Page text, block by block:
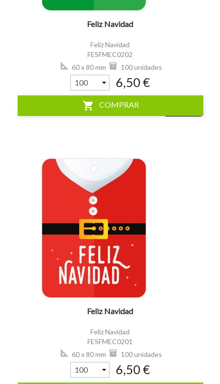
Feliz Navidad
Feliz Navidad
FESFMEC0202
60 x 80 mm
100 unidades
6,50 €
shopping_cart COMPRAR
Feliz Navidad
Feliz Navidad
FESFMEC0201
60 x 80 mm
100 unidades
6,50 €